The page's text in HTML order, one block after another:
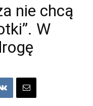
nie chcą
W